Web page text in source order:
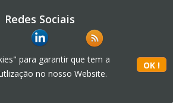
Redes Sociais
para garantir que tem a
no nosso Website.